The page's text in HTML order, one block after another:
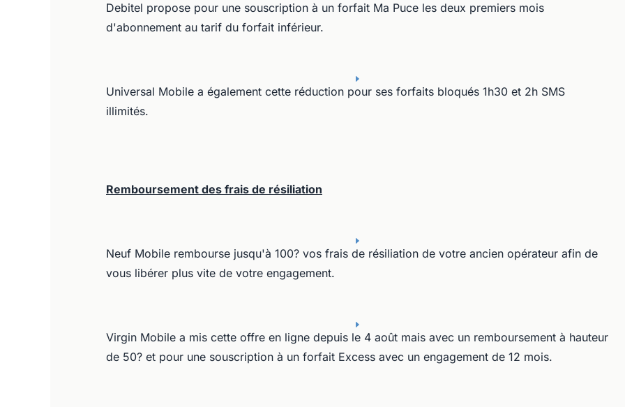
Debitel propose pour une souscription à un forfait Ma Puce les deux premiers mois
d'abonnement au tarif du forfait inférieur.
Universal Mobile a également cette réduction pour ses forfaits bloqués 1h30 et 2h SMS
illimités.
Remboursement des frais de résiliation
Neuf Mobile rembourse jusqu'à 100? vos frais de résiliation de votre ancien opérateur afin de
vous libérer plus vite de votre engagement.
Virgin Mobile a mis cette offre en ligne depuis le 4 août mais avec un remboursement à hauteur
de 50? et pour une souscription à un forfait Excess avec un engagement de 12 mois.